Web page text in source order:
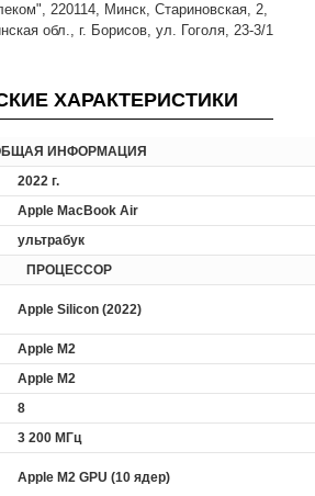
220114, Минск, Стариновская, 2,
обл., г. Борисов, ул. Гоголя, 23-3/1
ХАРАКТЕРИСТИКИ
ИНФОРМАЦИЯ
2022 г.
Apple MacBook Air
ультрабук
ПРОЦЕССОР
Apple Silicon (2022)
Apple M2
Apple M2
8
3 200 МГц
Apple M2 GPU (10 ядер)